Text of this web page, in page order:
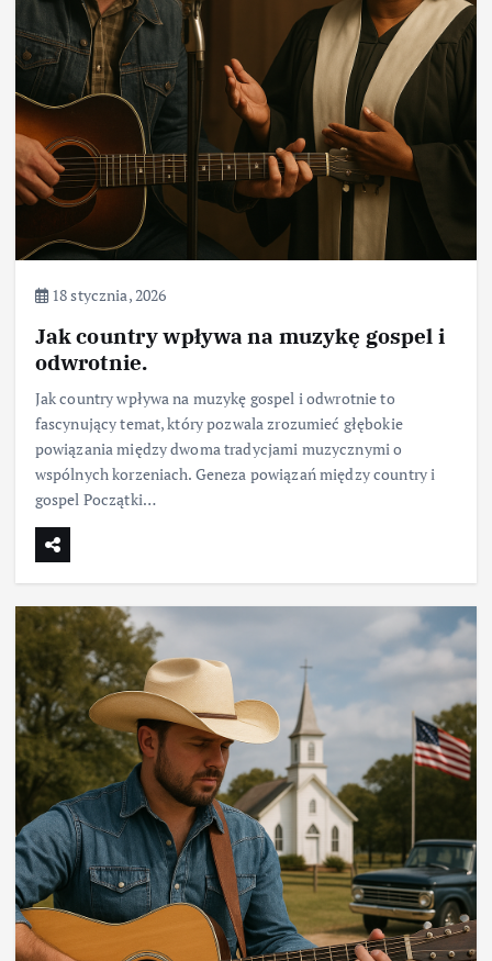
18 stycznia, 2026
Jak country wpływa na muzykę gospel i
odwrotnie.
Jak country wpływa na muzykę gospel i odwrotnie to
fascynujący temat, który pozwala zrozumieć głębokie
powiązania między dwoma tradycjami muzycznymi o
wspólnych korzeniach. Geneza powiązań między country i
gospel Początki…